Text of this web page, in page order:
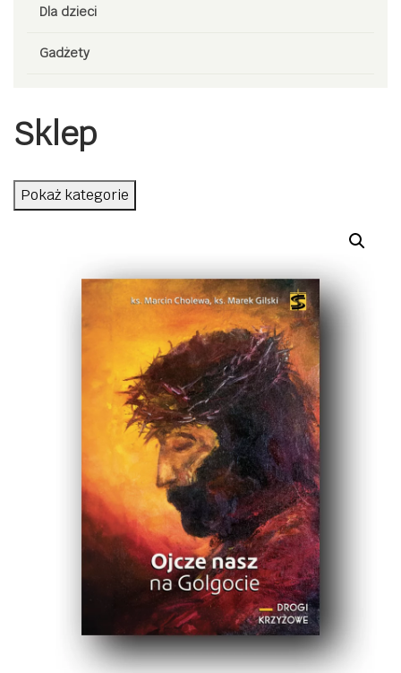
Dla dzieci
Gadżety
Sklep
Pokaż kategorie